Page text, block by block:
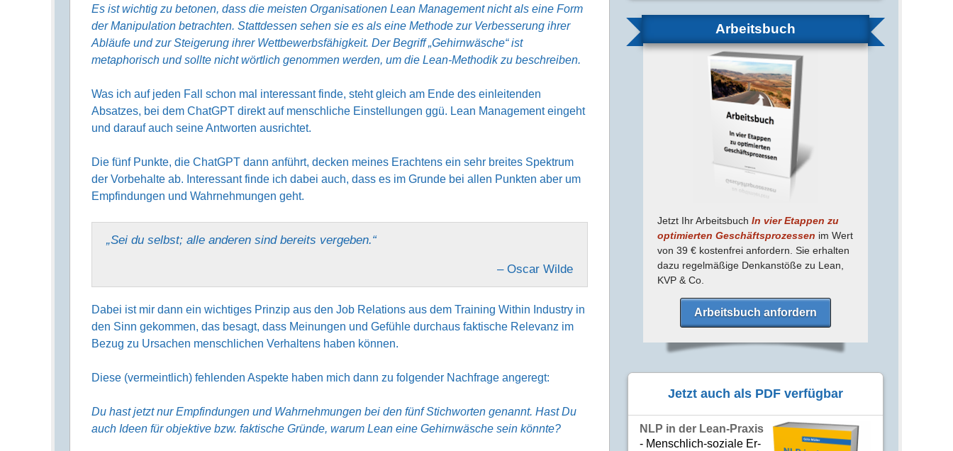
Es ist wichtig zu betonen, dass die meisten Organisationen Lean Management nicht als eine Form
der Manipulation betrachten. Stattdessen sehen sie es als eine Methode zur Verbesserung ihrer
Abläufe und zur Steigerung ihrer Wettbewerbsfähigkeit. Der Begriff „Gehirnwäsche“ ist
metaphorisch und sollte nicht wörtlich genommen werden, um die Lean-Methodik zu beschreiben.
Was ich auf jeden Fall schon mal interessant finde, steht gleich am Ende des einleitenden
Absatzes, bei dem ChatGPT direkt auf menschliche Einstellungen ggü. Lean Management eingeht
und darauf auch seine Antworten ausrichtet.
Die fünf Punkte, die ChatGPT dann anführt, decken meines Erachtens ein sehr breites Spektrum
der Vorbehalte ab. Interessant finde ich dabei auch, dass es im Grunde bei allen Punkten aber um
Empfindungen und Wahrnehmungen geht.
„Sei du selbst; alle anderen sind bereits vergeben.“
– Oscar Wilde
Dabei ist mir dann ein wichtiges Prinzip aus den Job Relations aus dem Training Within Industry in
den Sinn gekommen, das besagt, dass Meinungen und Gefühle durchaus faktische Relevanz im
Bezug zu Ursachen menschlichen Verhaltens haben können.
Diese (vermeintlich) fehlenden Aspekte haben mich dann zu folgender Nachfrage angeregt:
Du hast jetzt nur Empfindungen und Wahrnehmungen bei den fünf Stichworten genannt. Hast Du
auch Ideen für objektive bzw. faktische Gründe, warum Lean eine Gehirnwäsche sein könnte?
Arbeitsbuch
Jetzt Ihr Arbeitsbuch In vier Etappen zu
optimierten Geschäfts­prozessen im Wert
von 39 € kostenfrei anfordern. Sie erhalten
dazu regel­mäßige Denk­anstöße zu Lean,
KVP & Co.
Arbeitsbuch anfordern
Jetzt auch als PDF verfügbar
NLP in der Lean-Praxis
- Mensch­lich-soziale Er­